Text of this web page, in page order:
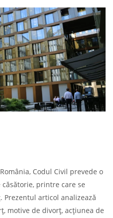
Codul Civil prevede o
printre care se
articol analizează
motive de divorț, acțiunea de